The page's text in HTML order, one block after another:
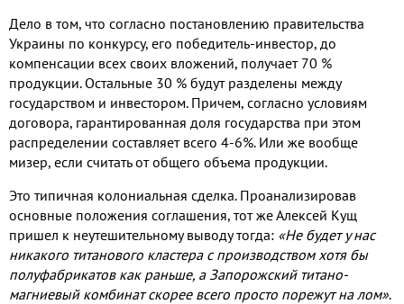
Дело в том, что согласно постановлению правительства
Украины по конкурсу, его победитель-инвестор, до
компенсации всех своих вложений, получает 70 %
продукции. Остальные 30 % будут разделены между
государством и инвестором. Причем, согласно условиям
договора, гарантированная доля государства при этом
распределении составляет всего 4-6%. Или же вообще
мизер, если считать от общего объема продукции.
Это типичная колониальная сделка. Проанализировав
основные положения соглашения, тот же Алексей Кущ
пришел к неутешительному выводу тогда: «Не будет у нас
никакого титанового кластера с производством хотя бы
полуфабрикатов как раньше, а Запорожский титано-
магниевый комбинат скорее всего просто порежут на лом».